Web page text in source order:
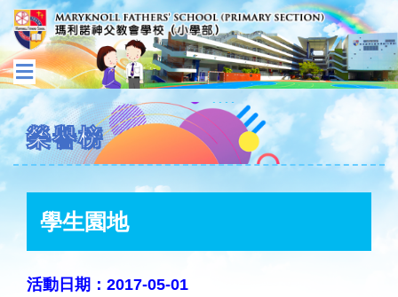
榮譽榜
學生園地
活動日期：2017-05-01